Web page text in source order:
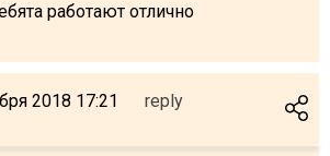
работают отлично
2018 17:21 reply